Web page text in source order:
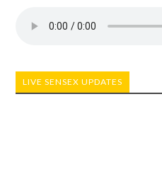
LIVE SENSEX UPDATES